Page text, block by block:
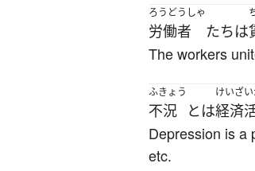
ろうどうしゃ
労働者 たちは
The workers
ふきょう
不況 とは
けいざ
経済
Depression is a
etc.